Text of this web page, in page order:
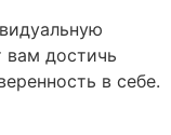
вам достичь
в себе.